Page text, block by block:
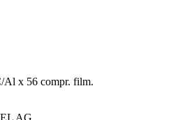
x 56 compr. film.
AG